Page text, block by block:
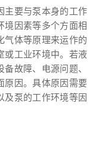
要与泵本身的工作
境因素等多个方面相
气体等原理来运作的
或工业环境中。若液
故障、电源问题、
原因。具体原因需要
及泵的工作环境等因